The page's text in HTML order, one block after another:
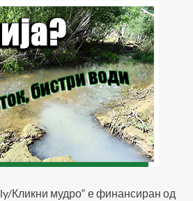
Кликни мудро“ е финансиран од